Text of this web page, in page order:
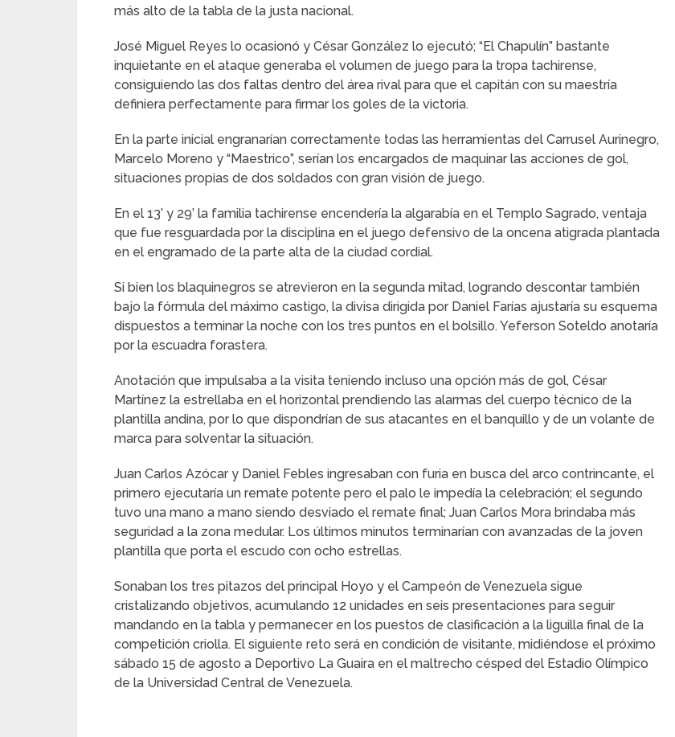
más alto de la tabla de la justa nacional.
José Miguel Reyes lo ocasionó y César González lo ejecutó; “El Chapulín” bastante
inquietante en el ataque generaba el volumen de juego para la tropa tachirense,
consiguiendo las dos faltas dentro del área rival para que el capitán con su maestría
definiera perfectamente para firmar los goles de la victoria.
En la parte inicial engranarían correctamente todas las herramientas del Carrusel Aurinegro,
Marcelo Moreno y “Maestrico”, serían los encargados de maquinar las acciones de gol,
situaciones propias de dos soldados con gran visión de juego.
En el 13’ y 29’ la familia tachirense encendería la algarabía en el Templo Sagrado, ventaja
que fue resguardada por la disciplina en el juego defensivo de la oncena atigrada plantada
en el engramado de la parte alta de la ciudad cordial.
Si bien los blaquinegros se atrevieron en la segunda mitad, logrando descontar también
bajo la fórmula del máximo castigo, la divisa dirigida por Daniel Farías ajustaría su esquema
dispuestos a terminar la noche con los tres puntos en el bolsillo. Yeferson Soteldo anotaría
por la escuadra forastera.
Anotación que impulsaba a la visita teniendo incluso una opción más de gol, César
Martínez la estrellaba en el horizontal prendiendo las alarmas del cuerpo técnico de la
plantilla andina, por lo que dispondrían de sus atacantes en el banquillo y de un volante de
marca para solventar la situación.
Juan Carlos Azócar y Daniel Febles ingresaban con furia en busca del arco contrincante, el
primero ejecutaría un remate potente pero el palo le impedía la celebración; el segundo
tuvo una mano a mano siendo desviado el remate final; Juan Carlos Mora brindaba más
seguridad a la zona medular. Los últimos minutos terminarían con avanzadas de la joven
plantilla que porta el escudo con ocho estrellas.
Sonaban los tres pitazos del principal Hoyo y el Campeón de Venezuela sigue
cristalizando objetivos, acumulando 12 unidades en seis presentaciones para seguir
mandando en la tabla y permanecer en los puestos de clasificación a la liguilla final de la
competición criolla. El siguiente reto será en condición de visitante, midiéndose el próximo
sábado 15 de agosto a Deportivo La Guaira en el maltrecho césped del Estadio Olímpico
de la Universidad Central de Venezuela.